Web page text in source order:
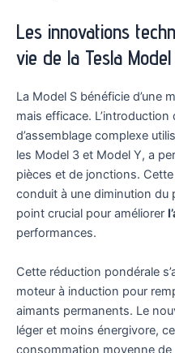
Les innovations
vie de la Tesla
La Model S bénéficie d’une
mais efficace. L’introduction
d’assemblage complexe
les Model 3 et Model Y, a
pièces et de jonctions.
conduit à une diminution du
point crucial pour améliorer
performances.
Cette réduction pondérale
moteur à induction pour
aimants permanents. Le
léger et moins énergivore,
consommation moyenne de